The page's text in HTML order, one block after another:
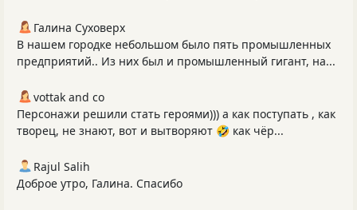
Галина Суховерх
В нашем городке небольшом было пять промышленных
предприятий.. Из них был и промышленный гигант, на...
vottak and co
Персонажи решили стать героями))) а как поступать , как
творец, не знают, вот и вытворяют 🤣 как чёр...
Rajul Salih
Доброе утро, Галина. Спасибо